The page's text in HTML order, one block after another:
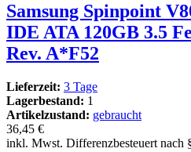
Samsung Spinpoint
IDE ATA 120GB 3.5
Rev. A*F52
Lieferzeit: 3 Tage
Lagerbestand: 1
Artikelzustand: gebraucht
36,45 €
inkl. Mwst. Differenzbesteuert nach